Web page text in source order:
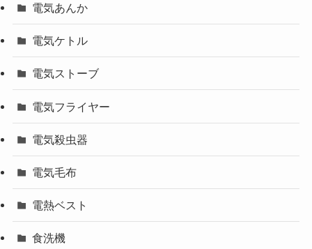
電気あんか
電気ケトル
電気ストーブ
電気フライヤー
電気殺虫器
電気毛布
電熱ベスト
食洗機